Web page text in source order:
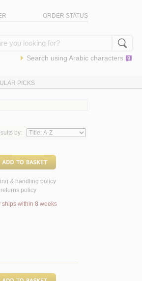
ORDER STATUS
Search using Arabic characters
PICKS
by:
& handling policy
policy
ships within 8 weeks